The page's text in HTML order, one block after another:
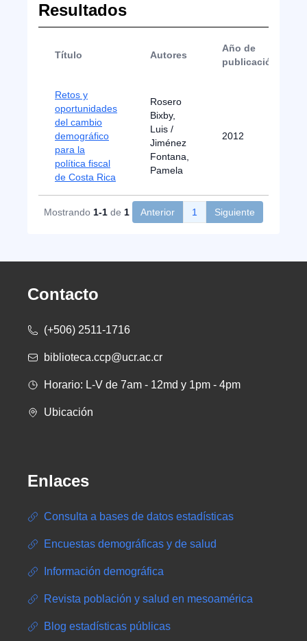
Resultados
Título Autores
Año de
publicación
Retos y
oportunidades
del cambio
demográfico
para la
política fiscal
de Costa Rica
Rosero
Bixby,
Luis /
Jiménez
Fontana,
Pamela
2012
Mostrando 1-1 de 1 Anterior 1 Siguiente
Contacto
(+506) 2511-1716
biblioteca.ccp@ucr.ac.cr
Horario: L-V de 7am - 12md y 1pm - 4pm
Ubicación
Enlaces
Consulta a bases de datos estadísticas
Encuestas demográficas y de salud
Información demográfica
Revista población y salud en mesoamérica
Blog estadísticas públicas